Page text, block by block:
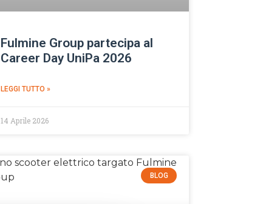
Fulmine Group partecipa al
Career Day UniPa 2026
LEGGI TUTTO »
14 Aprile 2026
BLOG